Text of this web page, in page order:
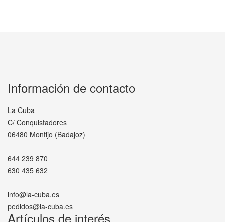
Información de contacto
La Cuba
C/ Conquistadores
06480 Montijo (Badajoz)
644 239 870
630 435 632
info@la-cuba.es
pedidos@la-cuba.es
Artículos de interés